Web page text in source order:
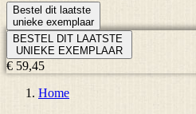
Bestel dit laatste
unieke exemplaar
BESTEL DIT LAATSTE
UNIEKE EXEMPLAAR
€ 59,45
Home